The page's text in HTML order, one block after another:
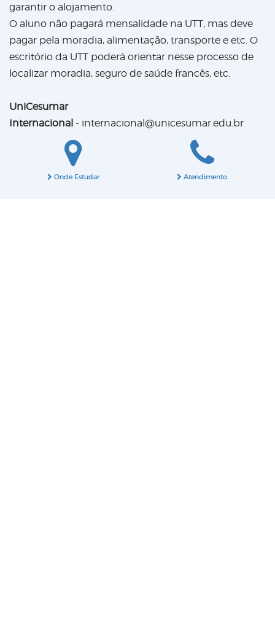
garantir o alojamento.
O aluno não pagará mensalidade na UTT, mas deve
pagar pela moradia, alimentação, transporte e etc. O
escritório da UTT poderá orientar nesse processo de
localizar moradia, seguro de saúde francês, etc.
UniCesumar
Internacional - internacional@unicesumar.edu.br
Onde Estudar Atendimento